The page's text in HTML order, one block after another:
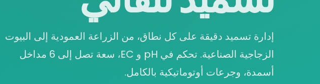
إدارة تسميد دقيقة على كل نطاق، من الزراعة العمودية إلى البيوت
الزجاجية الصناعية. تحكم في pH و EC، سعة تصل إلى 6 مداخل
أسمدة، وجرعات أوتوماتيكية بالكامل.